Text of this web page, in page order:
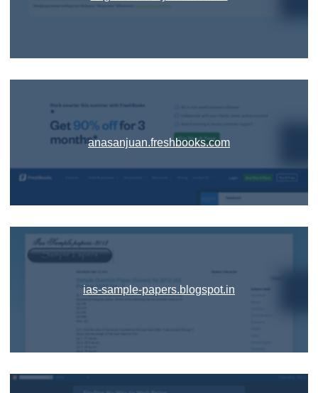
anasanjuan.freshbooks.com
ias-sample-papers.blogspot.in